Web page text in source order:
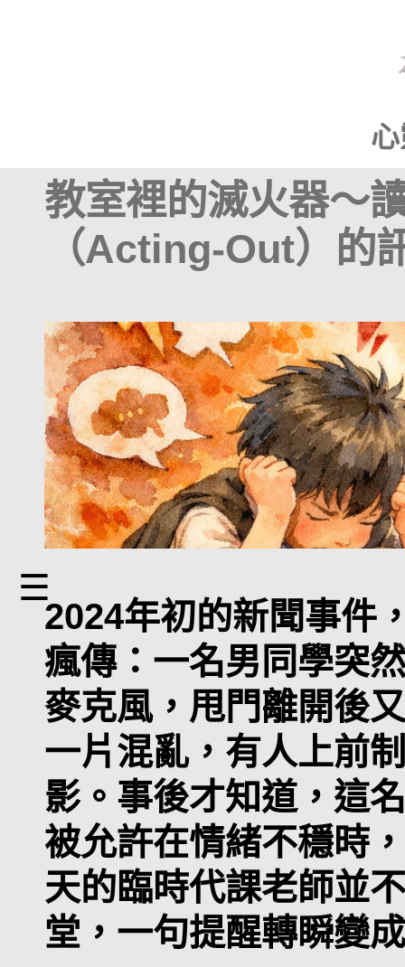
☰
教室裡的滅火器～
（Acting-Out）的
2024年初的新聞事件
瘋傳：一名男同學突
麥克風，甩門離開後
一片混亂，有人上前
影。事後才知道，這
被允許在情緒不穩時
天的臨時代課老師並
堂，一句提醒轉瞬變